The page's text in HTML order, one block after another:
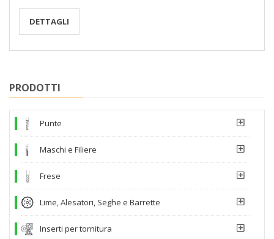
DETTAGLI
PRODOTTI
Punte
Maschi e Filiere
Frese
Lime, Alesatori, Seghe e Barrette
Inserti per tornitura